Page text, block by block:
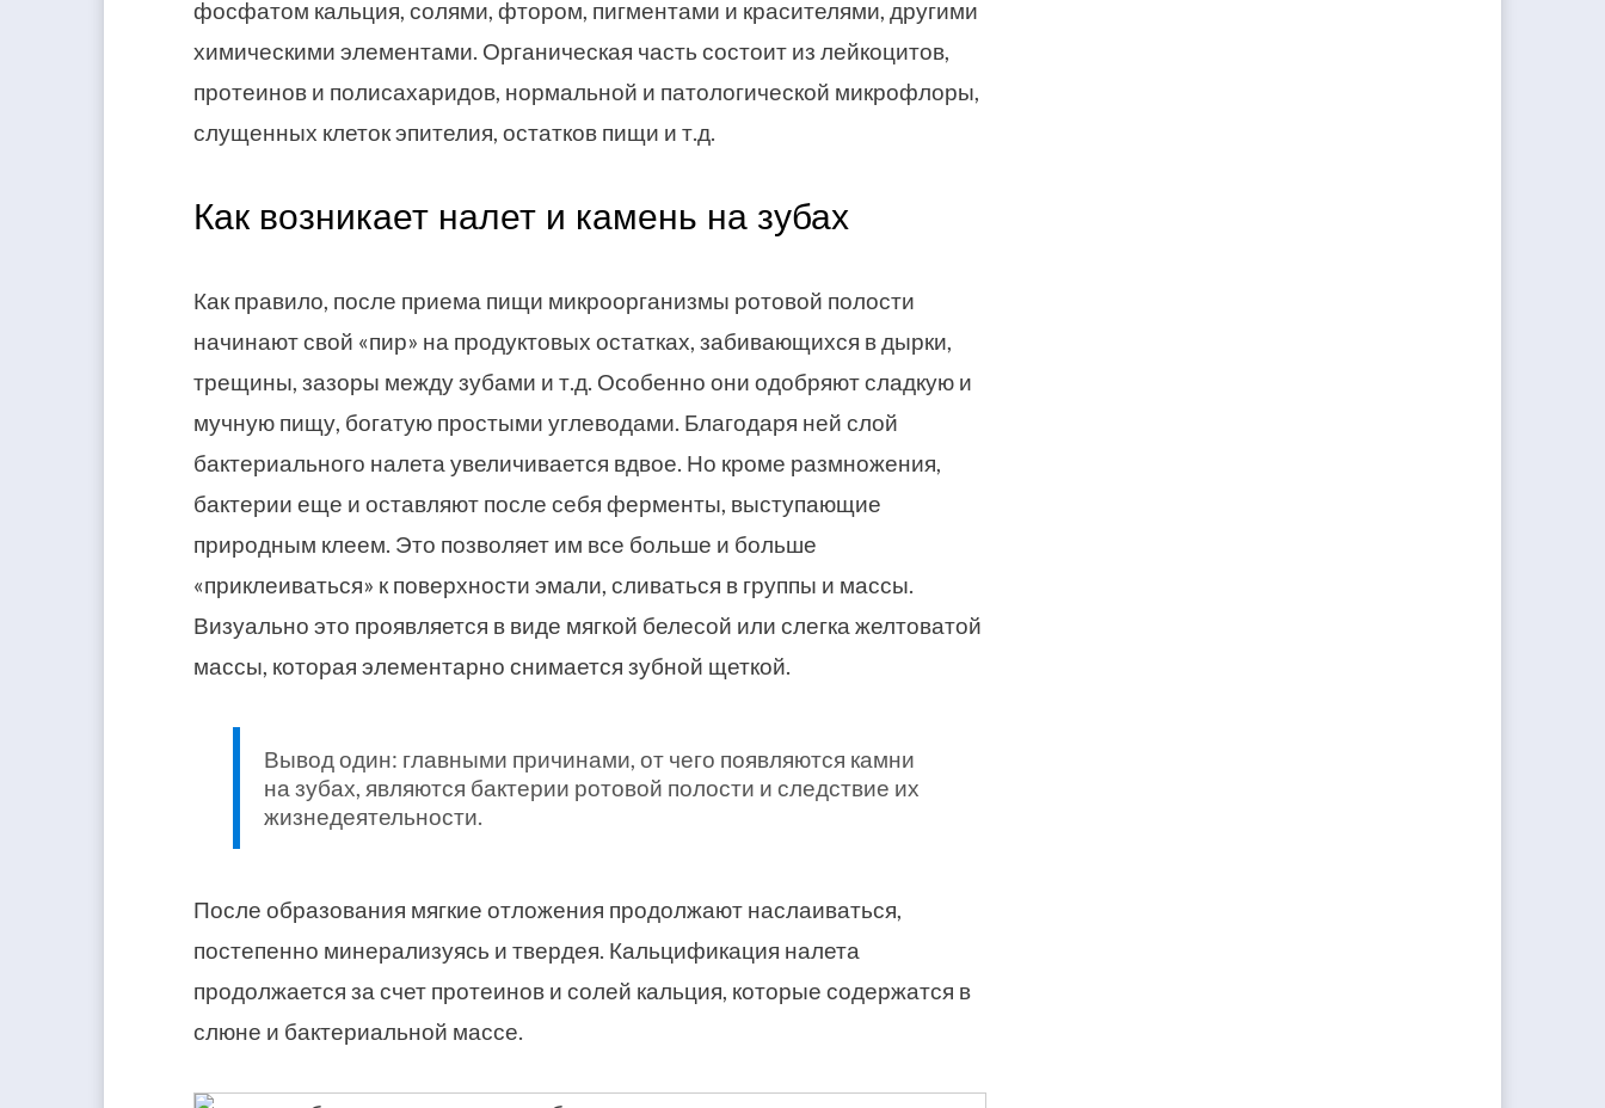
фосфатом кальция, солями, фтором, пигментами и красителями, другими
химическими элементами. Органическая часть состоит из лейкоцитов,
протеинов и полисахаридов, нормальной и патологической микрофлоры,
слущенных клеток эпителия, остатков пищи и т.д.
Как возникает налет и камень на зубах
Как правило, после приема пищи микроорганизмы ротовой полости
начинают свой «пир» на продуктовых остатках, забивающихся в дырки,
трещины, зазоры между зубами и т.д. Особенно они одобряют сладкую и
мучную пищу, богатую простыми углеводами. Благодаря ней слой
бактериального налета увеличивается вдвое. Но кроме размножения,
бактерии еще и оставляют после себя ферменты, выступающие
природным клеем. Это позволяет им все больше и больше
«приклеиваться» к поверхности эмали, сливаться в группы и массы.
Визуально это проявляется в виде мягкой белесой или слегка желтоватой
массы, которая элементарно снимается зубной щеткой.
Вывод один: главными причинами, от чего появляются камни
на зубах, являются бактерии ротовой полости и следствие их
жизнедеятельности.
После образования мягкие отложения продолжают наслаиваться,
постепенно минерализуясь и твердея. Кальцификация налета
продолжается за счет протеинов и солей кальция, которые содержатся в
слюне и бактериальной массе.